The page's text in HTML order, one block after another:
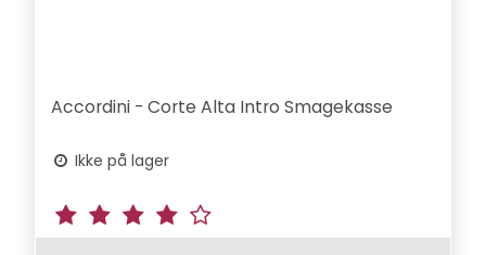
Accordini - Corte Alta Intro Smagekasse
Ikke på lager